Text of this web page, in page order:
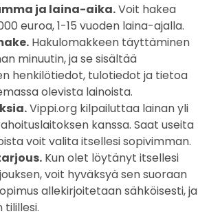
ja laina-aika.Voit hakea
euroa, 1-15 vuoden laina-ajalla.
Hakulomakkeen täyttäminen
minuutin, ja se sisältää
henkilötiedot, tulotiedot ja tietoa
olevista lainoista.
Vippi.org kilpailuttaa lainan yli
kanssa. Saat useita
voit valita itsellesi sopivimman.
Kun olet löytänyt itsellesi
voit hyväksyä sen suoraan
allekirjoitetaan sähköisesti, ja
tilillesi.